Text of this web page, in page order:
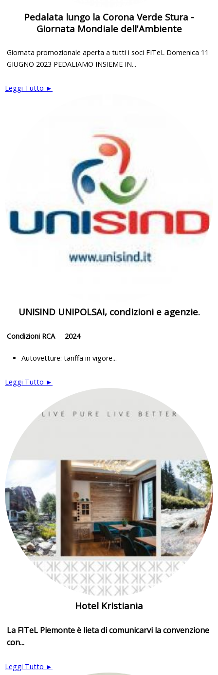
Pedalata lungo la Corona Verde Stura -
Giornata Mondiale dell'Ambiente
Giornata promozionale aperta a tutti i soci FITeL Domenica 11
GIUGNO 2023 PEDALIAMO INSIEME IN...
Leggi Tutto ►
UNISIND UNIPOLSAI, condizioni e agenzie.
Condizioni RCA 2024
Autovetture: tariffa in vigore...
Leggi Tutto ►
Hotel Kristiania
La FITeL Piemonte è lieta di comunicarvi la convenzione
con...
Leggi Tutto ►